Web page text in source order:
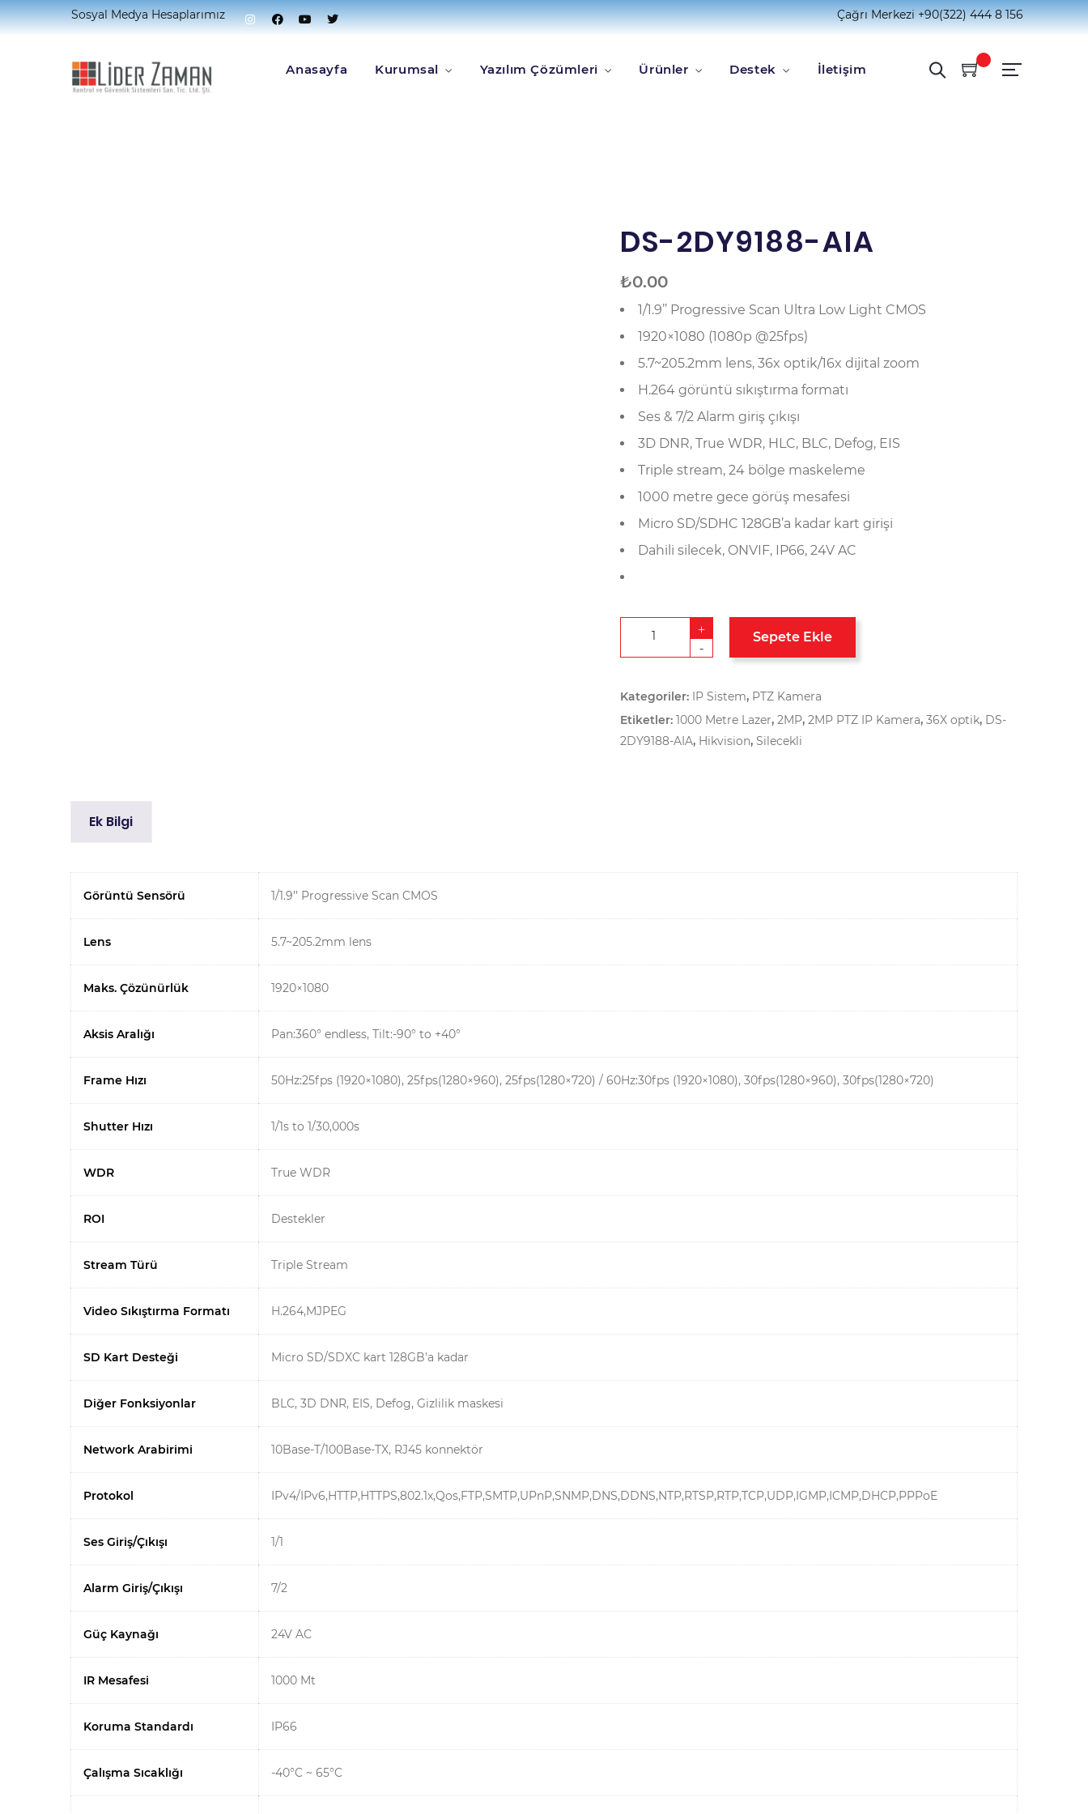
Sosyal Medya Hesaplarımız Çağrı Merkezi+90(322) 444 8 156
Anasayfa Kurumsal Yazılım Çözümleri Ürünler Destek İletişim
Home Kamera Sistemleri IP Sistem PTZ Kamera DS-2DY9188-AIA
DS-2DY9188-AIA
₺0.00
1/1.9’’ Progressive Scan Ultra Low Light CMOS
1920×1080 (1080p @25fps)
5.7~205.2mm lens, 36x optik/16x dijital zoom
H.264 görüntü sıkıştırma formatı
Ses & 7/2 Alarm giriş çıkışı
3D DNR, True WDR, HLC, BLC, Defog, EIS
Triple stream, 24 bölge maskeleme
1000 metre gece görüş mesafesi
Micro SD/SDHC 128GB’a kadar kart girişi
Dahili silecek, ONVIF, IP66, 24V AC
-
+
Sepete Ekle
Kategoriler: IP Sistem, PTZ Kamera
Etiketler: 1000 Metre Lazer, 2MP, 2MP PTZ IP Kamera, 36X optik, DS-
2DY9188-AIA, Hikvision, Silecekli
Ek Bilgi
Görüntü Sensörü 1/1.9’’ Progressive Scan CMOS
Lens 5.7~205.2mm lens
Maks. Çözünürlük 1920×1080
Aksis Aralığı Pan:360° endless, Tilt:-90° to +40°
Frame Hızı 50Hz:25fps (1920×1080), 25fps(1280×960), 25fps(1280×720) / 60Hz:30fps (1920×1080), 30fps(1280×960), 30fps(1280×720)
Shutter Hızı 1/1s to 1/30,000s
WDR True WDR
ROI Destekler
Stream Türü Triple Stream
Video Sıkıştırma Formatı H.264,MJPEG
SD Kart Desteği Micro SD/SDXC kart 128GB'a kadar
Diğer Fonksiyonlar BLC, 3D DNR, EIS, Defog, Gizlilik maskesi
Network Arabirimi 10Base-T/100Base-TX, RJ45 konnektör
Protokol IPv4/IPv6,HTTP,HTTPS,802.1x,Qos,FTP,SMTP,UPnP,SNMP,DNS,DDNS,NTP,RTSP,RTP,TCP,UDP,IGMP,ICMP,DHCP,PPPoE
Ses Giriş/Çıkışı 1/1
Alarm Giriş/Çıkışı 7/2
Güç Kaynağı 24V AC
IR Mesafesi 1000 Mt
Koruma Standardı IP66
Çalışma Sıcaklığı -40°C ~ 65°C